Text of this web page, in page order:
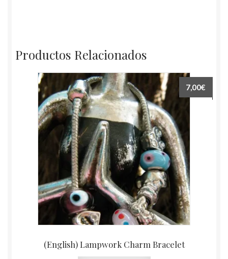
Productos Relacionados
(English) Lampwork Charm Bracelet
7,00€